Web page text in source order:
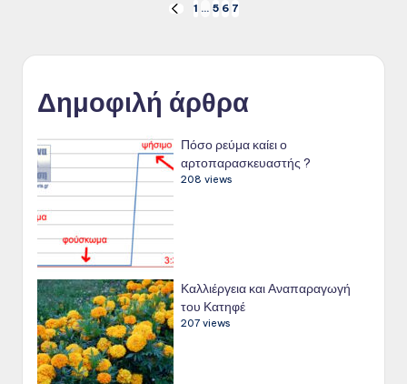
pagination
PREVIOUS
1 … 5 6 7
Δημοφιλή άρθρα
Πόσο ρεύμα καίει ο
αρτοπαρασκευαστής ?
208 views
Καλλιέργεια και Αναπαραγωγή
του Κατηφέ
207 views